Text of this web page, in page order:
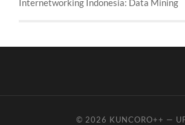
Internetworking Indonesia: Data Mining
© 2026 KUNCORO++ —